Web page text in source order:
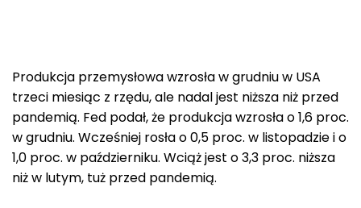
Produkcja przemysłowa wzrosła w grudniu w USA
trzeci miesiąc z rzędu, ale nadal jest niższa niż przed
pandemią. Fed podał, że produkcja wzrosła o 1,6 proc.
w grudniu. Wcześniej rosła o 0,5 proc. w listopadzie i o
1,0 proc. w październiku. Wciąż jest o 3,3 proc. niższa
niż w lutym, tuż przed pandemią.